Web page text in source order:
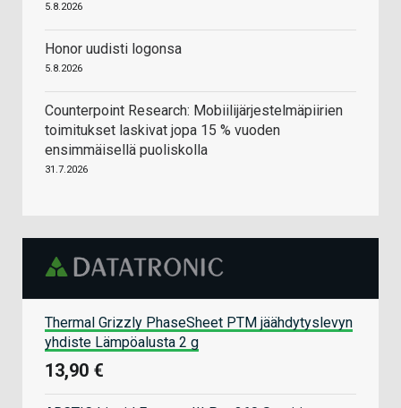
5.8.2026
Honor uudisti logonsa
5.8.2026
Counterpoint Research: Mobiilijärjestelmäpiirien
toimitukset laskivat jopa 15 % vuoden
ensimmäisellä puoliskolla
31.7.2026
Thermal Grizzly PhaseSheet PTM jäähdytyslevyn
yhdiste Lämpöalusta 2 g
13,90 €